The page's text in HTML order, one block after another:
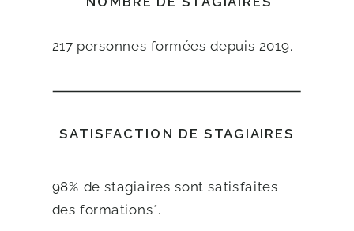
SATISFACTION DE STAGIAIRES
98% de stagiaires sont satisfaites
des formations*.
217 personnes formées depuis 2019.